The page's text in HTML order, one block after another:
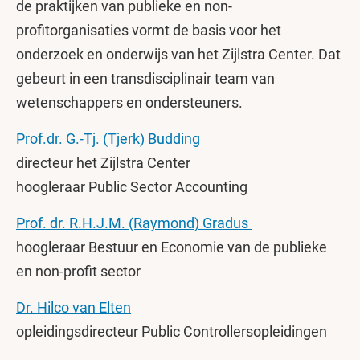
de praktijken van publieke en non-
profitorganisaties vormt de basis voor het
onderzoek en onderwijs van het Zijlstra Center. Dat
gebeurt in een transdisciplinair team van
wetenschappers en ondersteuners.
Prof.dr. G.-Tj. (Tjerk) Budding
directeur het Zijlstra Center
hoogleraar Public Sector Accounting
Prof. dr. R.H.J.M. (Raymond) Gradus
hoogleraar Bestuur en Economie van de publieke
en non-profit sector
Dr. Hilco van Elten
opleidingsdirecteur Public Controllersopleidingen